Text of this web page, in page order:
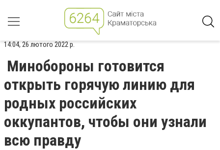
14:04, 26 лютого 2022 р.
Минобороны готовится
открыть горячую линию для
родных российских
оккупантов, чтобы они узнали
всю правду